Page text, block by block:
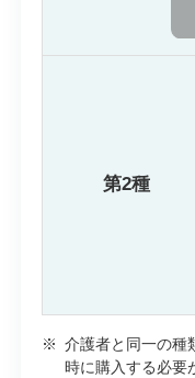
第2種
※ 介護者と同一の種
時に購入する必要